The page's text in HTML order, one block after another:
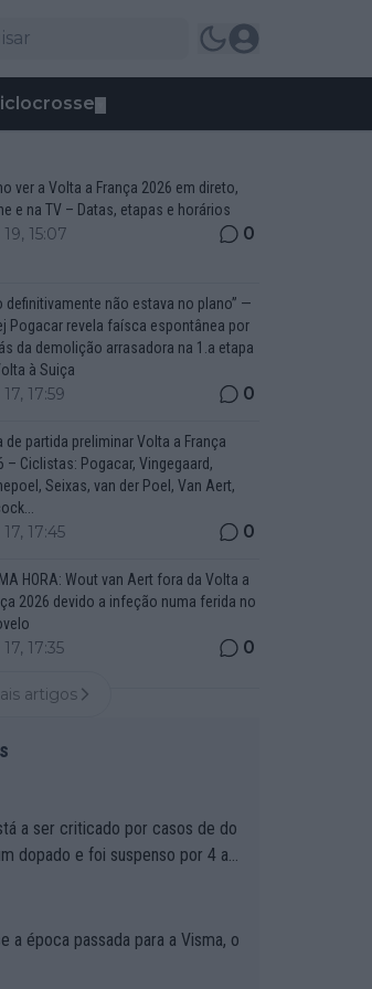
ver a Volta a França 2026 em direto,
e na TV – Datas, etapas e horários
15:07 0
definitivamente não estava no plano” —
Pogacar revela faísca espontânea por
da demolição arrasadora na 1.a etapa
à Suiça
17:59 0
de partida preliminar Volta a França
– Ciclistas: Pogacar, Vingegaard,
Seixas, van der Poel, Van Aert,
17:45 0
HORA: Wout van Aert fora da Volta a
2026 devido a infeção numa ferida no
17:35 0
artigos
a ser criticado por casos de do
dopado e foi suspenso por 4 an
a época passada para a Visma, o